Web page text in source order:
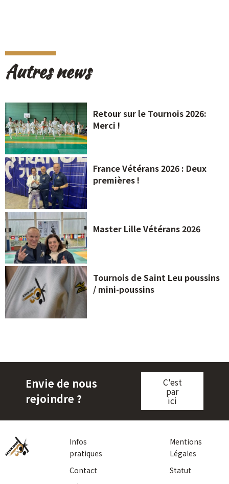
Autres news
Retour sur le Tournois 2026:
Merci !
France Vétérans 2026 : Deux
premières !
Master Lille Vétérans 2026
Tournois de Saint Leu poussins
/ mini-poussins
Envie de nous
rejoindre ?
C'est
par
ici
Infos
pratiques
Contact
Mentions
Légales
Statut